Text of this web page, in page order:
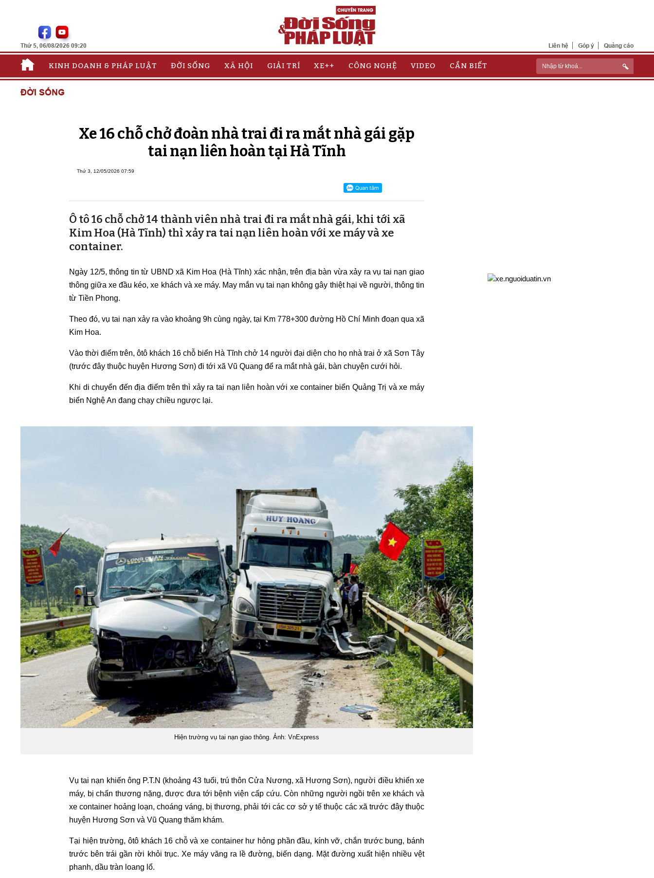
Thứ 5, 06/08/2026 09:20 Liên hệ Góp ý Quảng cáo
KINH DOANH & PHÁP LUẬT ĐỜI SỐNG XÃ HỘI GIẢI TRÍ XE++ CÔNG NGHỆ VIDEO CẦN BIẾT
ĐỜI SỐNG
Xe 16 chỗ chở đoàn nhà trai đi ra mắt nhà gái gặp
tai nạn liên hoàn tại Hà Tĩnh
Thứ 3, 12/05/2026 07:59
Ô tô 16 chỗ chở 14 thành viên nhà trai đi ra mắt nhà gái, khi tới xã
Kim Hoa (Hà Tĩnh) thì xảy ra tai nạn liên hoàn với xe máy và xe
container.
Ngày 12/5, thông tin từ UBND xã Kim Hoa (Hà Tĩnh) xác nhận, trên địa bàn vừa xảy ra vụ tai nạn giao
thông giữa xe đầu kéo, xe khách và xe máy. May mắn vụ tai nạn không gây thiệt hại về người, thông tin
từ Tiền Phong.
Theo đó, vụ tai nạn xảy ra vào khoảng 9h cùng ngày, tại Km 778+300 đường Hồ Chí Minh đoạn qua xã
Kim Hoa.
Vào thời điểm trên, ôtô khách 16 chỗ biển Hà Tĩnh chở 14 người đại diện cho họ nhà trai ở xã Sơn Tây
(trước đây thuộc huyện Hương Sơn) đi tới xã Vũ Quang để ra mắt nhà gái, bàn chuyện cưới hỏi.
Khi di chuyển đến địa điểm trên thì xảy ra tai nạn liên hoàn với xe container biển Quảng Trị và xe máy
biển Nghệ An đang chạy chiều ngược lại.
Hiện trường vụ tai nạn giao thông. Ảnh: VnExpress
Vụ tai nạn khiến ông P.T.N (khoảng 43 tuổi, trú thôn Cửa Nương, xã Hương Sơn), người điều khiển xe
máy, bị chấn thương nặng, được đưa tới bệnh viện cấp cứu. Còn những người ngồi trên xe khách và
xe container hoảng loạn, choáng váng, bị thương, phải tới các cơ sở y tế thuộc các xã trước đây thuộc
huyện Hương Sơn và Vũ Quang thăm khám.
Tại hiện trường, ôtô khách 16 chỗ và xe container hư hỏng phần đầu, kính vỡ, chắn trước bung, bánh
trước bên trái gần rời khỏi trục. Xe máy văng ra lề đường, biến dạng. Mặt đường xuất hiện nhiều vệt
phanh, dầu tràn loang lổ.